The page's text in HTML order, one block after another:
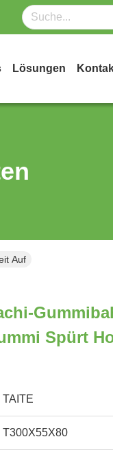
Lösungen
Auf
Spürt
TAITE
T300X55X80